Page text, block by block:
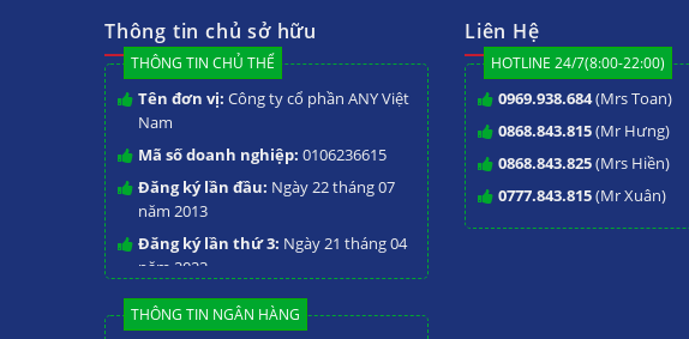
Đặc điểm bếp nướng BBQ dùng gas
Toàn bộ thân bếp được làm từ thép không gỉ cao cấp rất
có khả năng chống oxi hóa cao nên rất an toàn khi nướng
Thiết bị có kiểu dáng nhỏ gọn, hiện đại phù hợp để lặp
nhau. Bạn có thể đặt bếp trực tiếp tại sân vườn khi tổ
bạn cũng có thể đặt bếp trong khu chế biến của nhà hàng,
Tính năng nổi bật của bếp nướng
Thông tin chủ sở hữu
THÔNG TIN CHỦ THỂ
Tên đơn vị: Công ty cổ phần ANY Việt
Nam
Mã số doanh nghiệp: 0106236615
Đăng ký lần đầu: Ngày 22 tháng 07
năm 2013
Đăng ký lần thứ 3: Ngày 21 tháng 04
năm 2023
THÔNG TIN NGÂN HÀNG
Liên Hệ
HOTLINE 24/7(8:00-22:00)
0969.938.684(Mrs Toan)
0868.843.815(Mr Hưng)
0868.843.825(Mrs Hiền)
0777.843.815(Mr Xuân)